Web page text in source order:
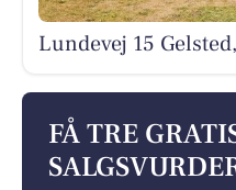
Lundevej 15
FÅ TRE